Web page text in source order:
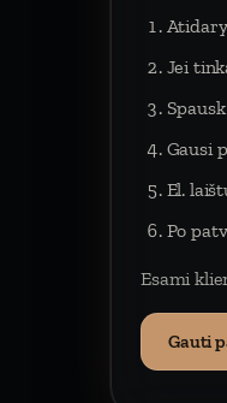
Jei
Gausi
El.
Po
Esami
Gauti